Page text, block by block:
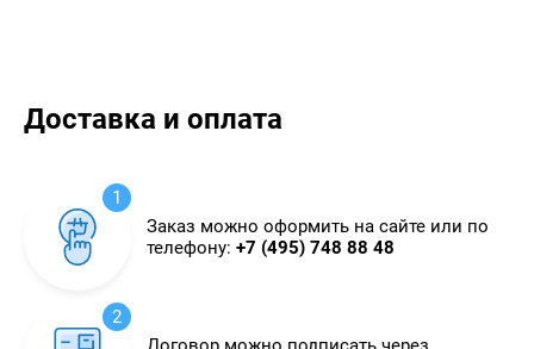
Доставка и оплата
1
Заказ можно оформить на сайте или по
телефону: +7 (495) 748 88 48
2